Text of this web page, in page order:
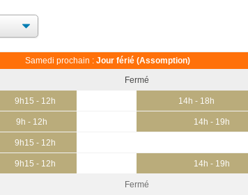
Samedi prochain : Jour férié (Assomption)
Fermé
9h15 - 12h 14h - 18h
9h - 12h 14h - 19h
9h15 - 12h
9h15 - 12h 14h - 19h
Fermé